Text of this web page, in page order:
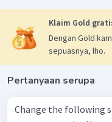
Klaim Gold
Dengan Gold
sepuasnya, lho.
Pertanyaan serupa
Change the following